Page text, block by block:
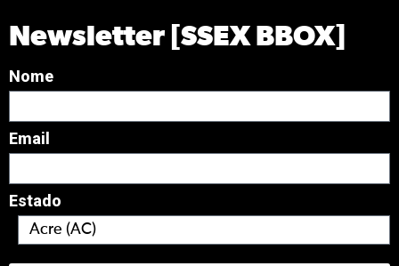
Newsletter [SSEX BBOX]
Nome
Email
Estado